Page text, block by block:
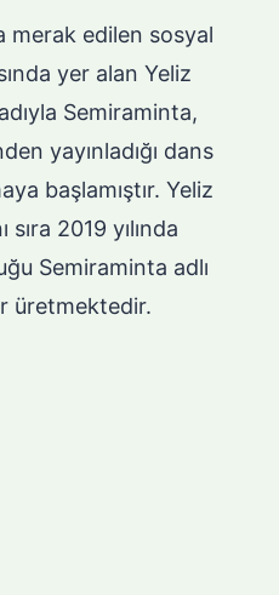
merak edilen sosyal
yer alan Yeliz
Semiraminta,
yayınladığı dans
başlamıştır. Yeliz
2019 yılında
Semiraminta adlı
üretmektedir.